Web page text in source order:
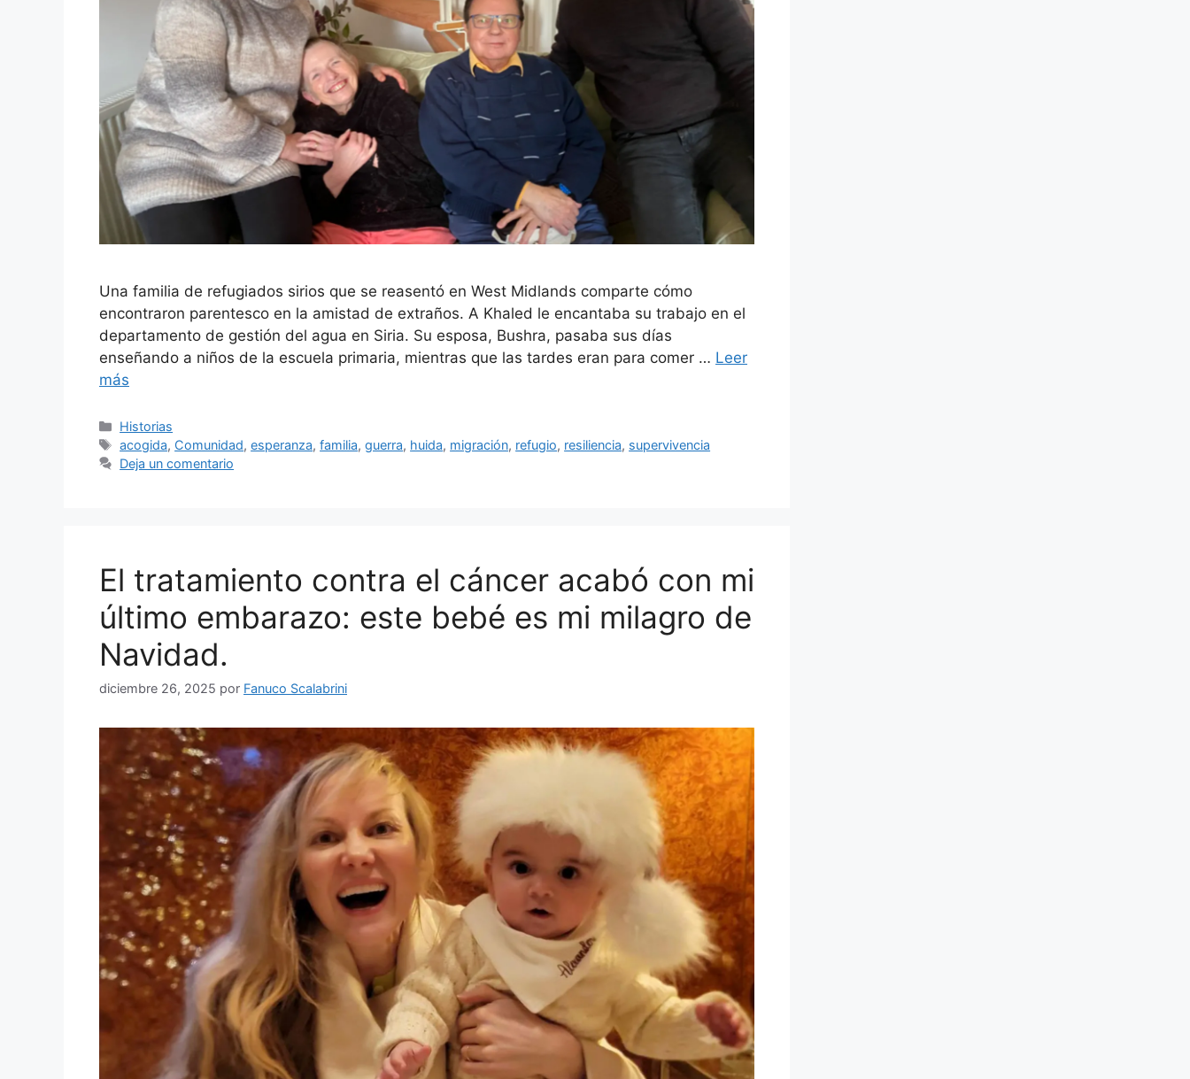
Una familia de refugiados sirios que se reasentó en West Midlands comparte cómo
encontraron parentesco en la amistad de extraños. A Khaled le encantaba su trabajo en el
departamento de gestión del agua en Siria. Su esposa, Bushra, pasaba sus días
enseñando a niños de la escuela primaria, mientras que las tardes eran para comer … Leer
más
Categorías
Historias
Etiquetas
acogida, Comunidad,esperanza,familia,guerra, huida, migración, refugio, resiliencia, supervivencia
Deja un comentario
El tratamiento contra el cáncer acabó con mi
último embarazo: este bebé es mi milagro de
Navidad.
diciembre 26, 2025 por Fanuco Scalabrini